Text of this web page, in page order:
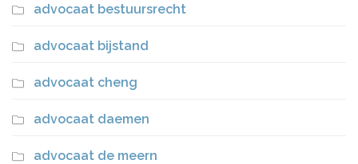
advocaat bestuursrecht
advocaat bijstand
advocaat cheng
advocaat daemen
advocaat de meern